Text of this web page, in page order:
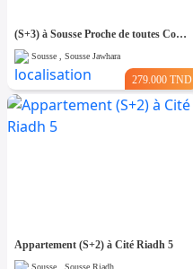
(S+3) à Sousse Proche de toutes Commodités
Sousse , Sousse Jawhara
279.000 TND
Appartement (S+2) à Cité Riadh 5
Sousse , Sousse Riadh